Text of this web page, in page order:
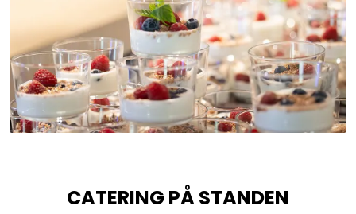
CATERING PÅ STANDEN